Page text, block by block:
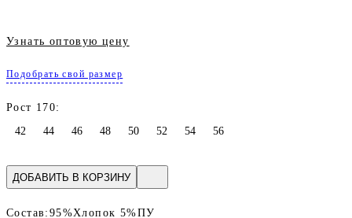
Узнать оптовую цену
Подобрать свой размер
Рост 170:
42
44 46 48 50 52 54 56
ДОБАВИТЬ В КОРЗИНУ
Состав: 95%Хлопок 5%ПУ